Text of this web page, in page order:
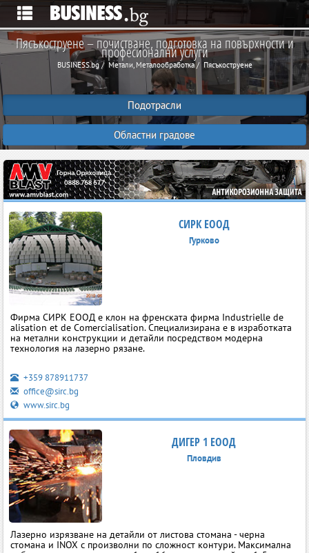
Пясъкоструене – почистване, подготовка на повърхности и
професионални услуги
BUSINESS.bg Метали, Металообработка Пясъкоструене
Подотрасли
Областни градове
СИРК ЕООД
Гурково
Фирма СИРК ЕООД е клон на френската фирма Industrielle de
alisation et de Comercialisation. Специализирана е в изработката
на метални конструкции и детайли посредством модерна
технология на лазерно рязане.
+359 878911737
office@sirc.bg
www.sirc.bg
ДИГЕР 1 ЕООД
Пловдив
Лазерно изрязване на детайли от листова стомана - черна
стомана и INOX с произволни по сложност контури. Максимална